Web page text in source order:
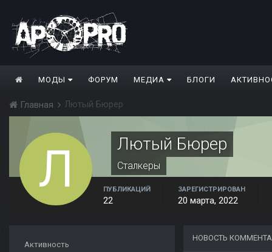
МОДЫ ФОРУМ МЕДИА БЛОГИ
Главная Лютый Бюрер
Лютый Бюрер
Сталкеры
ПУБЛИКАЦИЙ
22
ЗАРЕГИСТРИРОВАН
20 марта, 2022
Активность
НОВОСТЬ